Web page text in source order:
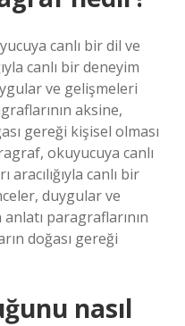
canlı bir dil ve
canlı bir deneyim
ve gelişmeleri
aksine,
gereği kişisel olması
okuyucuya canlı
canlı bir
duygular ve
paragraflarının
doğası gereği
nasıl